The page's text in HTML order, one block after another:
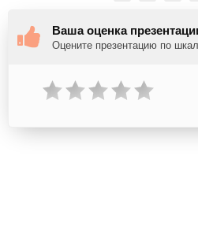
Ваша оценка
Оцените презентацию по